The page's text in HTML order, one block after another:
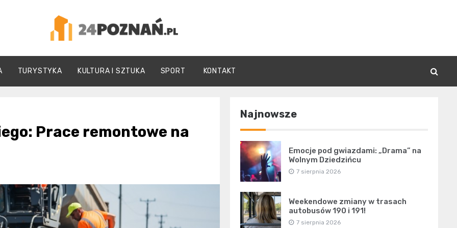
24Poznań.pl
TURYSTYKA KULTURA I SZTUKA SPORT KONTAKT
Prace remontowe na
Najnowsze
Emocje pod gwiazdami: „Drama” na
Wolnym Dziedzińcu
7 sierpnia 2026
Weekendowe zmiany w trasach
autobusów 190 i 191!
7 sierpnia 2026